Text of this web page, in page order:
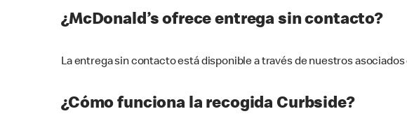
¿McDonald’s ofrece entrega sin contacto?
La entrega sin contacto está disponible a través de nuestros
¿Cómo funciona la recogida Curbside?